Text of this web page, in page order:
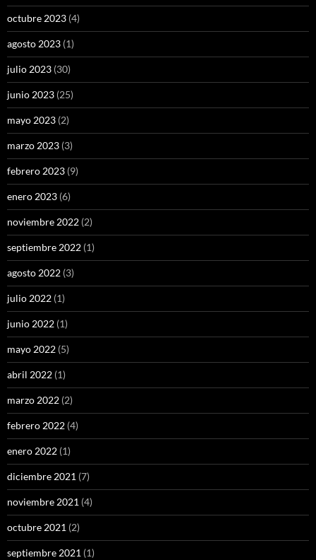
octubre 2023 (4)
agosto 2023 (1)
julio 2023 (30)
junio 2023 (25)
mayo 2023 (2)
marzo 2023 (3)
febrero 2023 (9)
enero 2023 (6)
noviembre 2022 (2)
septiembre 2022 (1)
agosto 2022 (3)
julio 2022 (1)
junio 2022 (1)
mayo 2022 (5)
abril 2022 (1)
marzo 2022 (2)
febrero 2022 (4)
enero 2022 (1)
diciembre 2021 (7)
noviembre 2021 (4)
octubre 2021 (2)
septiembre 2021 (1)